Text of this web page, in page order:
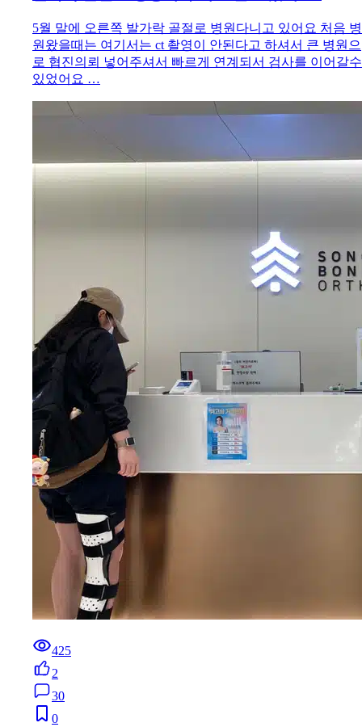
5월 말에 오른쪽 발가락 골절로 병원다니고 있어요 처음 병
원왔을때는 여기서는 ct 촬영이 안된다고 하셔서 큰 병원으
로 협진의뢰 넣어주셔서 빠르게 연계되서 검사를 이어갈수
있었어요 …
425
2
30
0